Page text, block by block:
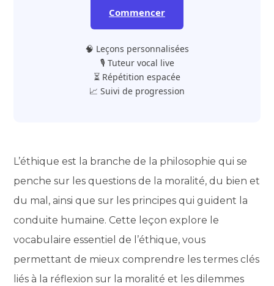
Commencer
🧠 Leçons personnalisées
🎙️ Tuteur vocal live
⏳ Répétition espacée
📈 Suivi de progression
L’éthique est la branche de la philosophie qui se
penche sur les questions de la moralité, du bien et
du mal, ainsi que sur les principes qui guident la
conduite humaine. Cette leçon explore le
vocabulaire essentiel de l’éthique, vous
permettant de mieux comprendre les termes clés
liés à la réflexion sur la moralité et les dilemmes